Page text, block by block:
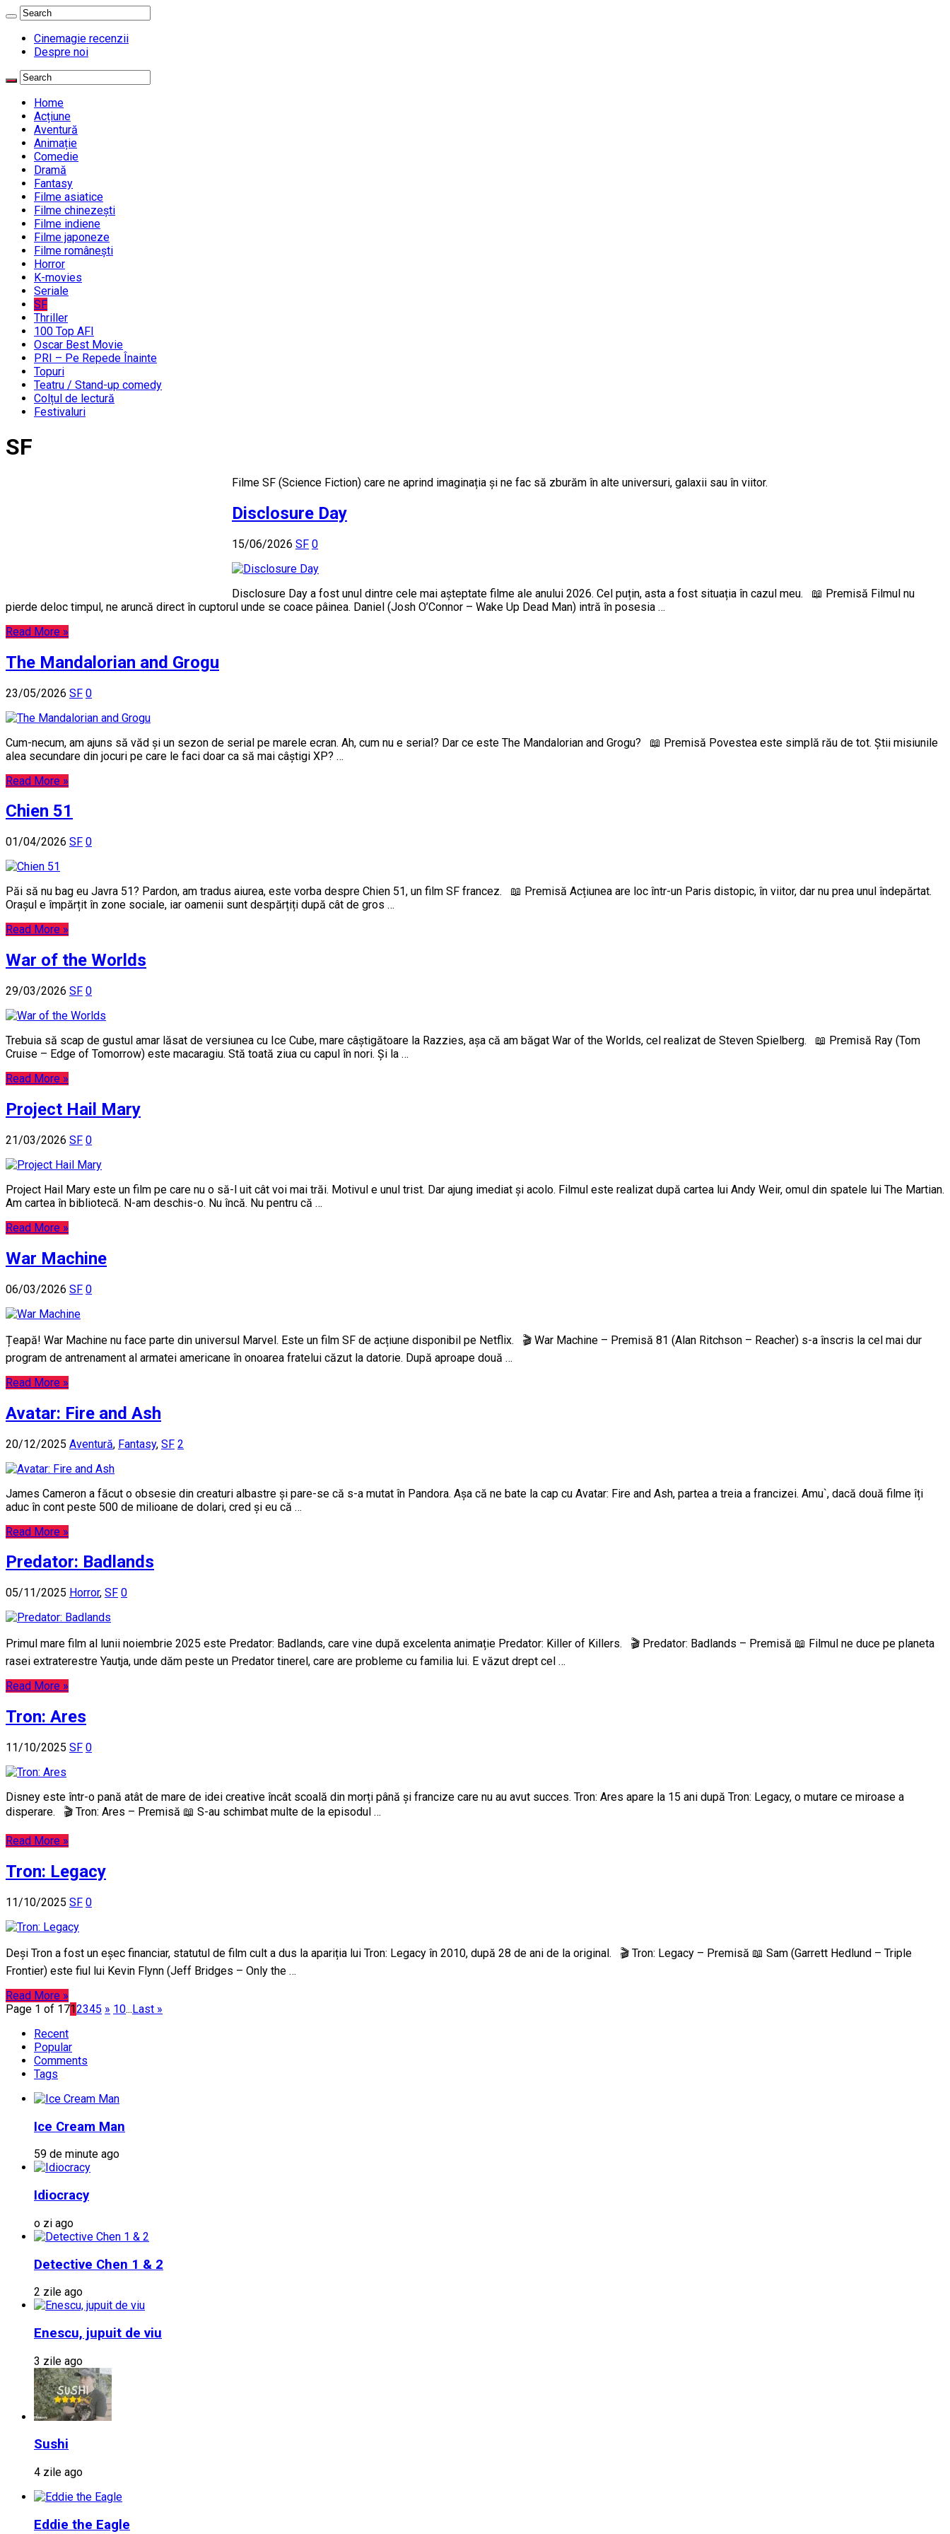
Cinemagie recenzii
Despre noi
Home
Acțiune
Aventură
Animație
Comedie
Dramă
Fantasy
Filme asiatice
Filme chinezești
Filme indiene
Filme japoneze
Filme românești
Horror
K-movies
Seriale
SF
Thriller
100 Top AFI
Oscar Best Movie
PRI – Pe Repede Înainte
Topuri
Teatru / Stand-up comedy
Colțul de lectură
Festivaluri
SF
Filme SF (Science Fiction) care ne aprind imaginația și ne fac să zburăm în alte universuri, galaxii sau în viitor.
Disclosure Day
15/06/2026 SF 0
Disclosure Day a fost unul dintre cele mai așteptate filme ale anului 2026. Cel puțin, asta a fost situația în cazul meu. 📖 Premisă Filmul nu
pierde deloc timpul, ne aruncă direct în cuptorul unde se coace pâinea. Daniel (Josh O’Connor – Wake Up Dead Man) intră în posesia …
Read More »
The Mandalorian and Grogu
23/05/2026 SF 0
Cum-necum, am ajuns să văd și un sezon de serial pe marele ecran. Ah, cum nu e serial? Dar ce este The Mandalorian and Grogu? 📖 Premisă Povestea este simplă rău de tot. Știi misiunile
alea secundare din jocuri pe care le faci doar ca să mai câștigi XP? …
Read More »
Chien 51
01/04/2026 SF 0
Păi să nu bag eu Javra 51? Pardon, am tradus aiurea, este vorba despre Chien 51, un film SF francez. 📖 Premisă Acțiunea are loc într-un Paris distopic, în viitor, dar nu prea unul îndepărtat.
Orașul e împărțit în zone sociale, iar oamenii sunt despărțiți după cât de gros …
Read More »
War of the Worlds
29/03/2026 SF 0
Trebuia să scap de gustul amar lăsat de versiunea cu Ice Cube, mare câștigătoare la Razzies, așa că am băgat War of the Worlds, cel realizat de Steven Spielberg. 📖 Premisă Ray (Tom
Cruise – Edge of Tomorrow) este macaragiu. Stă toată ziua cu capul în nori. Și la …
Read More »
Project Hail Mary
21/03/2026 SF 0
Project Hail Mary este un film pe care nu o să-l uit cât voi mai trăi. Motivul e unul trist. Dar ajung imediat și acolo. Filmul este realizat după cartea lui Andy Weir, omul din spatele lui The Martian.
Am cartea în bibliotecă. N-am deschis-o. Nu încă. Nu pentru că …
Read More »
War Machine
06/03/2026 SF 0
Țeapă! War Machine nu face parte din universul Marvel. Este un film SF de acțiune disponibil pe Netflix. 🎬 War Machine – Premisă 81 (Alan Ritchson – Reacher) s-a înscris la cel mai dur
program de antrenament al armatei americane în onoarea fratelui căzut la datorie. După aproape două …
Read More »
Avatar: Fire and Ash
20/12/2025 Aventură, Fantasy, SF 2
James Cameron a făcut o obsesie din creaturi albastre și pare-se că s-a mutat în Pandora. Așa că ne bate la cap cu Avatar: Fire and Ash, partea a treia a francizei. Amu`, dacă două filme îți
aduc în cont peste 500 de milioane de dolari, cred și eu că …
Read More »
Predator: Badlands
05/11/2025 Horror, SF 0
Primul mare film al lunii noiembrie 2025 este Predator: Badlands, care vine după excelenta animație Predator: Killer of Killers. 🎬 Predator: Badlands – Premisă 📖 Filmul ne duce pe planeta
rasei extraterestre Yautja, unde dăm peste un Predator tinerel, care are probleme cu familia lui. E văzut drept cel …
Read More »
Tron: Ares
11/10/2025 SF 0
Disney este într-o pană atât de mare de idei creative încât scoală din morți până și francize care nu au avut succes. Tron: Ares apare la 15 ani după Tron: Legacy, o mutare ce miroase a
disperare. 🎬 Tron: Ares – Premisă 📖 S-au schimbat multe de la episodul …
Read More »
Tron: Legacy
11/10/2025 SF 0
Deși Tron a fost un eșec financiar, statutul de film cult a dus la apariția lui Tron: Legacy în 2010, după 28 de ani de la original. 🎬 Tron: Legacy – Premisă 📖 Sam (Garrett Hedlund – Triple
Frontier) este fiul lui Kevin Flynn (Jeff Bridges – Only the …
Read More »
Page 1 of 1712345 » 10...Last »
Recent
Popular
Comments
Tags
Ice Cream Man
59 de minute ago
Idiocracy
o zi ago
Detective Chen 1 & 2
2 zile ago
Enescu, jupuit de viu
3 zile ago
Sushi
4 zile ago
Eddie the Eagle